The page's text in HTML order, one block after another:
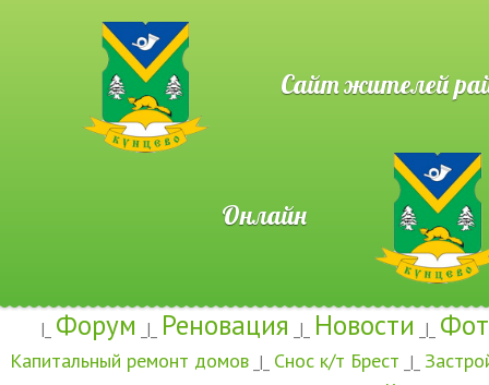
Сайт жителей
Онлайн
|_ Форум _|_ Реновация _|_ Новости _|_
Капитальный ремонт домов _|_ Снос к/т Брест _|_